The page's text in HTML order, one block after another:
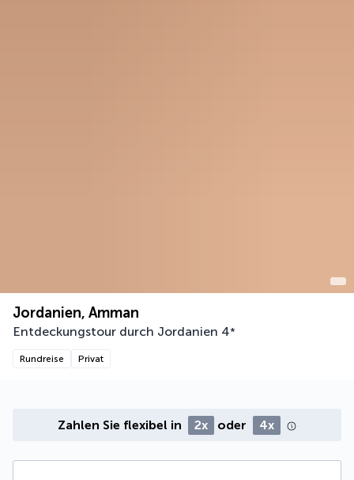
Jordanien, Amman
Entdeckungstour durch Jordanien 4*
Rundreise Privat
Zahlen Sie flexibel in 2x oder 4x